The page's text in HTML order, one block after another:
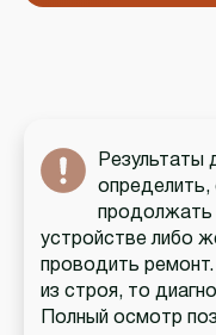
Результаты
продолжать
устройстве либо
проводить
из строя, то
Полный осмотр